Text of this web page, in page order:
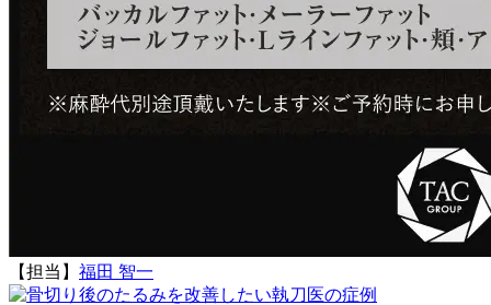
【担当】 福田 智一
執刀医の症例